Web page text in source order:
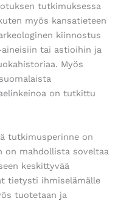
tutkimuksessa
myös kansatieteen
kiinnostus
tai astioihin ja
Myös
on tutkittu
tutkimusperinne on
on mahdollista soveltaa
keskittyvää
tietysti ihmiselämälle
tuotetaan ja